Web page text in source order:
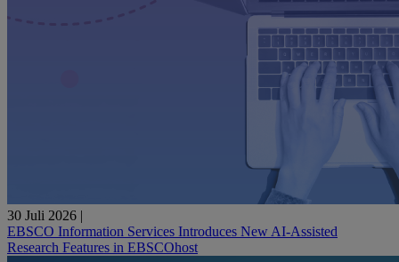
30 Juli 2026 |
EBSCO Information Services Introduces New AI-Assisted
Research Features in EBSCOhost